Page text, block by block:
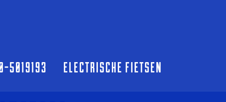
5019193 ELECTRISCHE FIETSEN